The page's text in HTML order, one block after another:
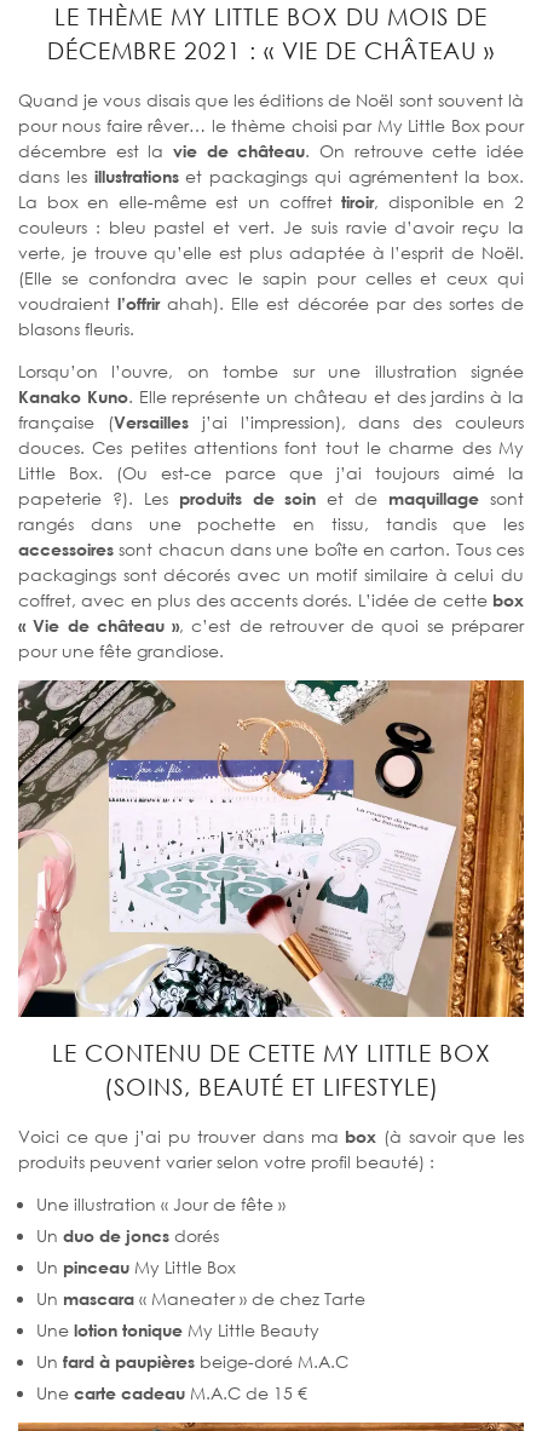
LE THÈME MY LITTLE BOX DU MOIS DE
DÉCEMBRE 2021 : « VIE DE CHÂTEAU »
Quand je vous disais que les éditions de Noël sont souvent là
pour nous faire rêver… le thème choisi par My Little Box pour
décembre est la vie de château. On retrouve cette idée
dans les illustrationset packagings qui agrémentent la box.
La box en elle-même est un coffrettiroir, disponible en 2
couleurs : bleu pastel et vert. Je suis ravie d’avoir reçu la
verte, je trouve qu’elle est plus adaptée à l’esprit de Noël.
(Elle se confondra avec le sapin pour celles et ceux qui
voudraientl’offrirahah). Elle est décorée par des sortes de
blasons fleuris.
Lorsqu’on l’ouvre, on tombe sur une illustration signée
Kanako Kuno. Elle représente un château et des jardins à la
française (Versaillesj’ai l’impression), dans des couleurs
douces. Ces petites attentions font tout le charme des My
Little Box. (Ou est-ce parce que j’ai toujours aimé la
papeterie ?). Les produits de soinet de maquillage sont
rangés dans une pochette en tissu, tandis que les
accessoires sont chacun dans une boîte en carton. Tous ces
packagings sont décorés avec un motif similaire à celui du
coffret, avec en plus des accents dorés. L’idée de cette box
« Vie de château », c’est de retrouver de quoi se préparer
pour une fête grandiose.
LE CONTENU DE CETTE MY LITTLE BOX
(SOINS, BEAUTÉ ET LIFESTYLE)
Voici ce que j’ai pu trouver dans ma box (à savoir que les
produits peuvent varier selon votre profil beauté) :
Une illustration « Jour de fête »
Un duo de joncs dorés
Un pinceau My Little Box
Un mascara « Maneater » de chez Tarte
Une lotion tonique My Little Beauty
Un fard à paupières beige-doré M.A.C
Une carte cadeau M.A.C de 15 €